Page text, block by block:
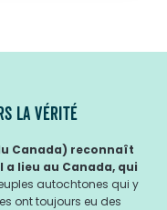
LA VÉRITÉ
Canada) reconnaît
lieu au Canada, qui
autochtones qui y
ont toujours eu des